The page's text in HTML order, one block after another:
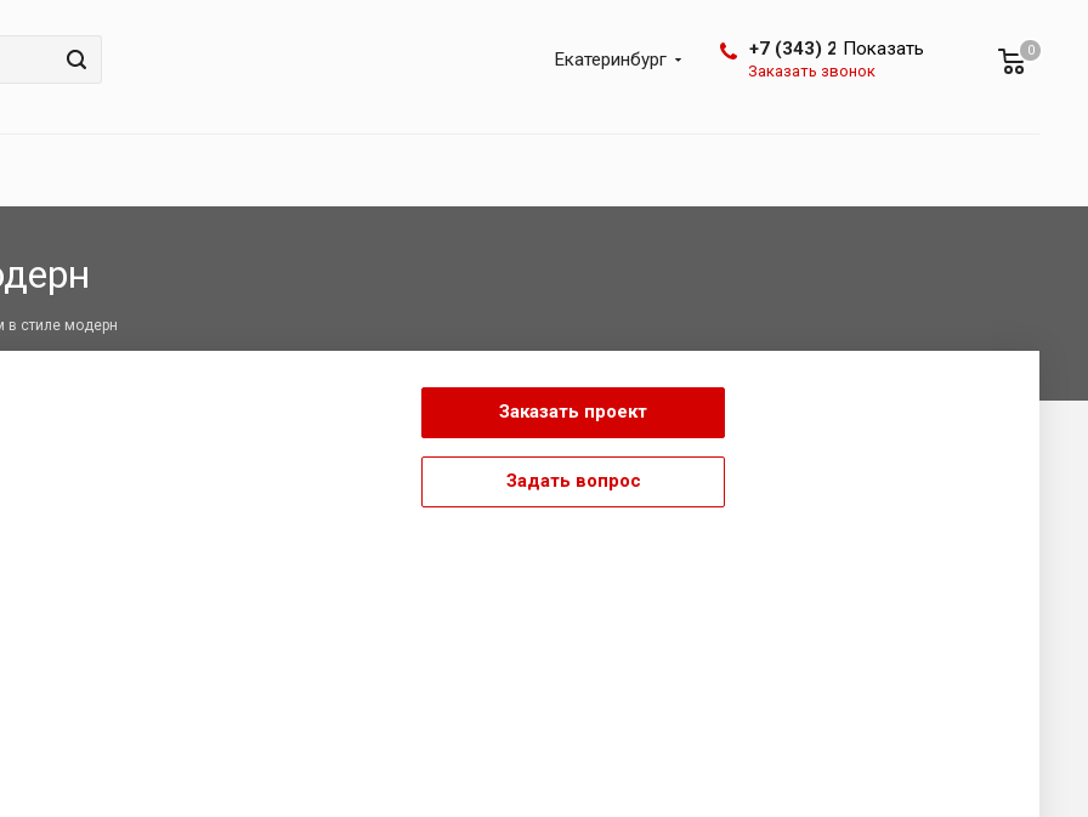
0
Екатеринбург +7 (343) 288-07-25
Показать
Заказать звонок
в стиле модерн
Заказать проект
Задать вопрос